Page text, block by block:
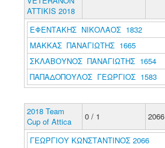
ATTIKIS 2018
ΕΦΕΝΤΑΚΗΣ ΝΙΚΟΛΑΟΣ 1832
ΜΑΚΚΑΣ ΠΑΝΑΓΙΩΤΗΣ 1665
ΣΚΛΑΒΟΥΝΟΣ ΠΑΝΑΓΙΩΤΗΣ 1654
ΠΑΠΑΔΟΠΟΥΛΟΣ ΓΕΩΡΓΙΟΣ 1583
2018 Team
Cup of Attica
0 / 1 2066
ΓΕΩΡΓΙΟΥ ΚΩΝΣΤΑΝΤΙΝΟΣ 2066